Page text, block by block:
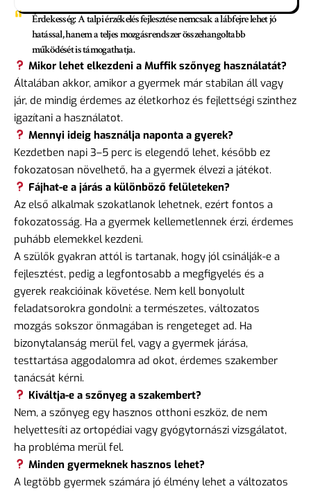
Érdekesség:A talpi érzékelés fejlesztése nemcsak a lábfejre lehet jó
hatással, hanem a teljes mozgásrendszer összehangoltabb
működését is támogathatja.
Mikor lehet elkezdeni a Muffik szőnyeg használatát?
Általában akkor, amikor a gyermek már stabilan áll vagy
jár, de mindig érdemes az életkorhoz és fejlettségi szinthez
igazítani a használatot.
Mennyi ideig használja naponta a gyerek?
Kezdetben napi 3–5 perc is elegendő lehet, később ez
fokozatosan növelhető, ha a gyermek élvezi a játékot.
Fájhat-e a járás a különböző felületeken?
Az első alkalmak szokatlanok lehetnek, ezért fontos a
fokozatosság. Ha a gyermek kellemetlennek érzi, érdemes
puhább elemekkel kezdeni.
A szülők gyakran attól is tartanak, hogy jól csinálják-e a
fejlesztést, pedig a legfontosabb a megfigyelés és a
gyerek reakcióinak követése. Nem kell bonyolult
feladatsorokra gondolni: a természetes, változatos
mozgás sokszor önmagában is rengeteget ad. Ha
bizonytalanság merül fel, vagy a gyermek járása,
testtartása aggodalomra ad okot, érdemes szakember
tanácsát kérni.
Kiváltja-e a szőnyeg a szakembert?
Nem, a szőnyeg egy hasznos otthoni eszköz, de nem
helyettesíti az ortopédiai vagy gyógytornászi vizsgálatot,
ha probléma merül fel.
Minden gyermeknek hasznos lehet?
A legtöbb gyermek számára jó élmény lehet a változatos